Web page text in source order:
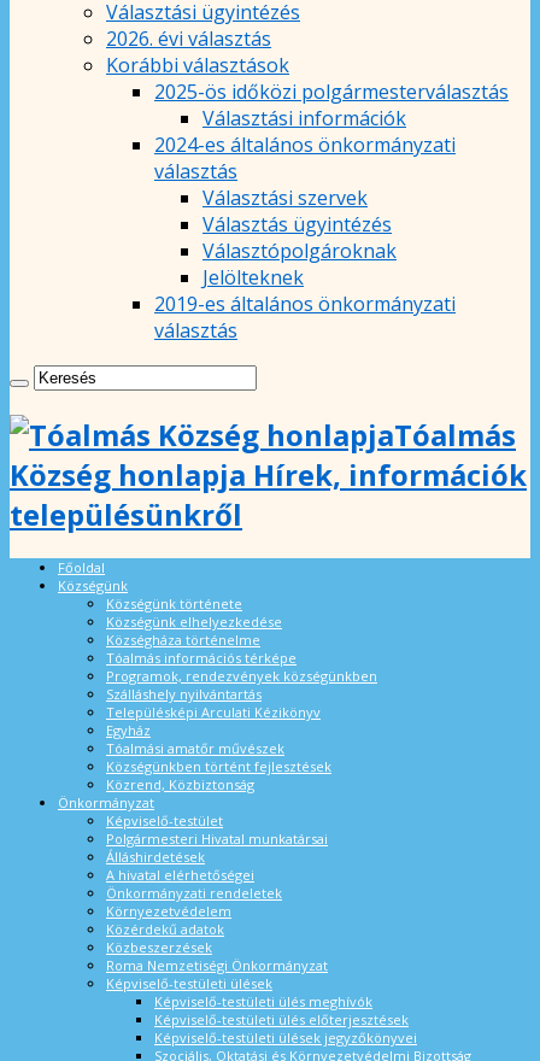
Választási ügyintézés
2026. évi választás
Korábbi választások
2025-ös időközi polgármesterválasztás
Választási információk
2024-es általános önkormányzati
választás
Választási szervek
Választás ügyintézés
Választópolgároknak
Jelölteknek
2019-es általános önkormányzati
választás
Tóalmás
Község honlapja Hírek, információk
településünkről
Főoldal
Községünk
Községünk története
Községünk elhelyezkedése
Községháza történelme
Tóalmás információs térképe
Programok, rendezvények községünkben
Szálláshely nyilvántartás
Településképi Arculati Kézikönyv
Egyház
Tóalmási amatőr művészek
Községünkben történt fejlesztések
Közrend, Közbiztonság
Önkormányzat
Képviselő-testület
Polgármesteri Hivatal munkatársai
Álláshirdetések
A hivatal elérhetőségei
Önkormányzati rendeletek
Környezetvédelem
Közérdekű adatok
Közbeszerzések
Roma Nemzetiségi Önkormányzat
Képviselő-testületi ülések
Képviselő-testületi ülés meghívók
Képviselő-testületi ülés előterjesztések
Képviselő-testületi ülések jegyzőkönyvei
Szociális, Oktatási és Környezetvédelmi Bizottság